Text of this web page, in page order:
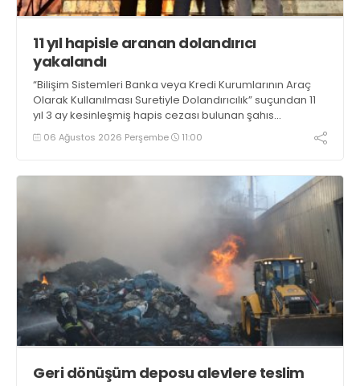
11 yıl hapisle aranan dolandırıcı
yakalandı
“Bilişim Sistemleri Banka veya Kredi Kurumlarının Araç
Olarak Kullanılması Suretiyle Dolandırıcılık” suçundan 11
yıl 3 ay kesinleşmiş hapis cezası bulunan şahıs
yakalandı
06 Ağustos 2026 Perşembe 11:00
Geri dönüşüm deposu alevlere teslim